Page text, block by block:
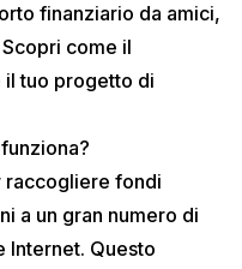
finanziario da amici,
come il
tuo progetto di
raccogliere fondi
a un gran numero di
Internet. Questo